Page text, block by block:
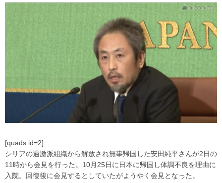
[quads id=2]
シリアの過激派組織から解放され無事帰国した安田純平さんが2日の
11時から会見を行った。10月25日に日本に帰国し体調不良を理由に
入院。回復後に会見するとしていたがようやく会見となった。